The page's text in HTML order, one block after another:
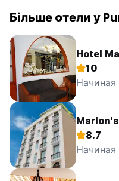
Більше oтели у
Hotel
10
Начиная
8.7